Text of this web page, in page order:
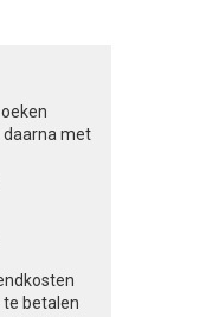
daarna met
te betalen